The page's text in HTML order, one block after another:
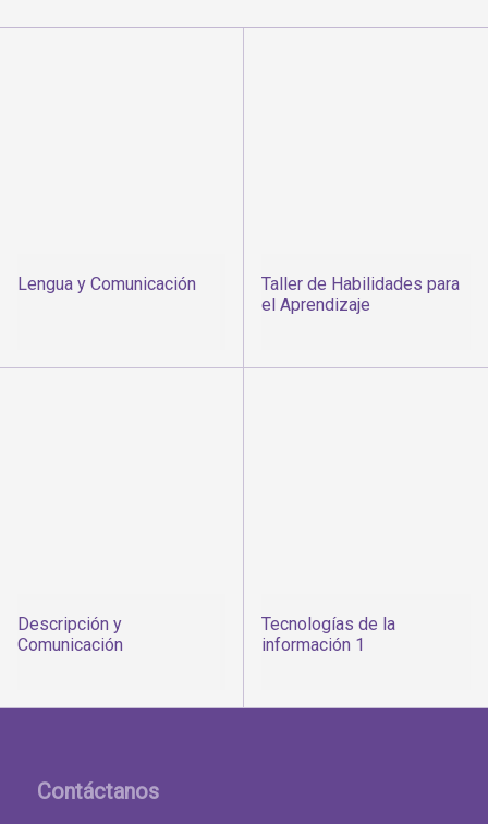
Lengua y Comunicación
Taller de Habilidades para
el Aprendizaje
Descripción y
Comunicación
Tecnologías de la
información 1
Contáctanos